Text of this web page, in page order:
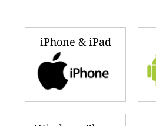
iPhone & iPad